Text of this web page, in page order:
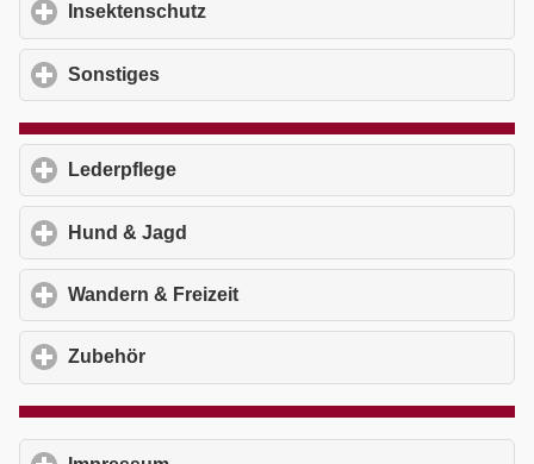
Insektenschutz
Sonstiges
Lederpflege
Hund & Jagd
Wandern & Freizeit
Zubehör